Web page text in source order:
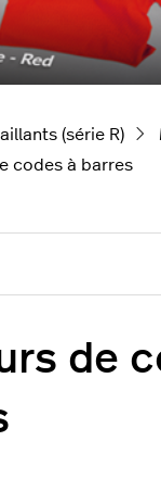
(série R)
codes à barres
de